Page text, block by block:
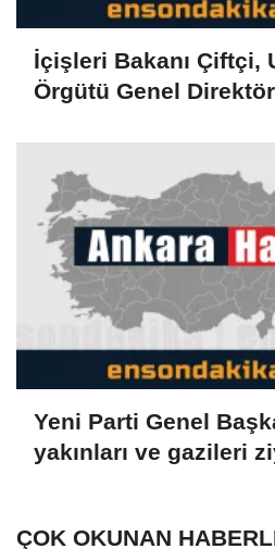
İçişleri Bakanı Çiftçi,
Örgütü Genel
Yeni Parti Genel
yakınları ve gazileri
ÇOK OKUNAN